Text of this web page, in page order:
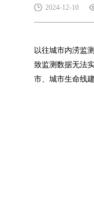
2024-12-10
以往城市内涝监测
致监测数据无法
市、城市生命线